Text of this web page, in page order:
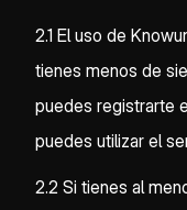
2.1 El uso de
tienes menos de
puedes registrarte
puedes utilizar el
2.2 Si tienes al